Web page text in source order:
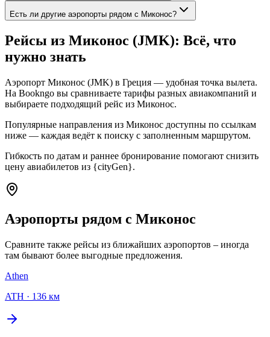
Есть ли другие аэропорты рядом с Миконос?
Рейсы из Миконос (JMK): Всё, что
нужно знать
Аэропорт Миконос (JMK) в Греция — удобная точка вылета.
На Bookngo вы сравниваете тарифы разных авиакомпаний и
выбираете подходящий рейс из Миконос.
Популярные направления из Миконос доступны по ссылкам
ниже — каждая ведёт к поиску с заполненным маршрутом.
Гибкость по датам и раннее бронирование помогают снизить
цену авиабилетов из {cityGen}.
Аэропорты рядом с Миконос
Сравните также рейсы из ближайших аэропортов – иногда
там бывают более выгодные предложения.
Athen
ATH · 136 км